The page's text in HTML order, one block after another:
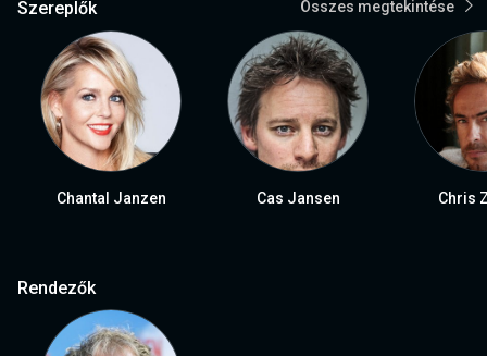
Szereplők Összes megtekintése
Chantal Janzen Cas Jansen Chris
Rendezők